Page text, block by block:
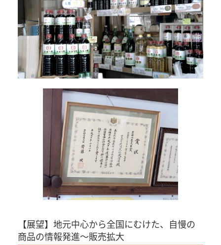
【展望】地元中心から全国にむけた、自慢の
商品の情報発進～販売拡大